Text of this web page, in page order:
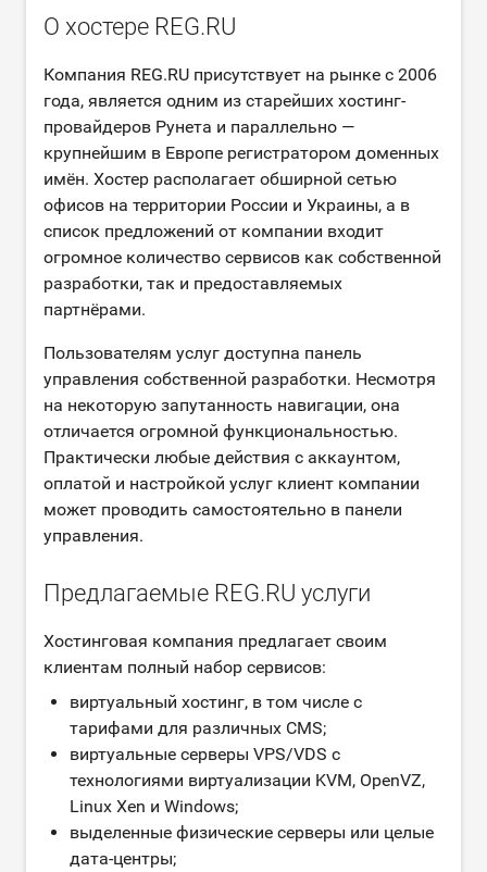
О хостере REG.RU
Компания REG.RU присутствует на рынке с 2006
года, является одним из старейших хостинг-
провайдеров Рунета и параллельно —
крупнейшим в Европе регистратором доменных
имён. Хостер располагает обширной сетью
офисов на территории России и Украины, а в
список предложений от компании входит
огромное количество сервисов как собственной
разработки, так и предоставляемых
партнёрами.
Пользователям услуг доступна панель
управления собственной разработки. Несмотря
на некоторую запутанность навигации, она
отличается огромной функциональностью.
Практически любые действия с аккаунтом,
оплатой и настройкой услуг клиент компании
может проводить самостоятельно в панели
управления.
Предлагаемые REG.RU услуги
Хостинговая компания предлагает своим
клиентам полный набор сервисов:
виртуальный хостинг, в том числе с
тарифами для различных CMS;
виртуальные серверы VPS/VDS с
технологиями виртуализации KVM, OpenVZ,
Linux Xen и Windows;
выделенные физические серверы или целые
дата-центры;